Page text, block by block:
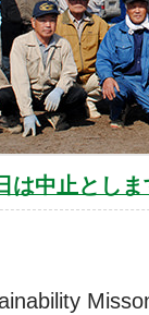
は中止としま